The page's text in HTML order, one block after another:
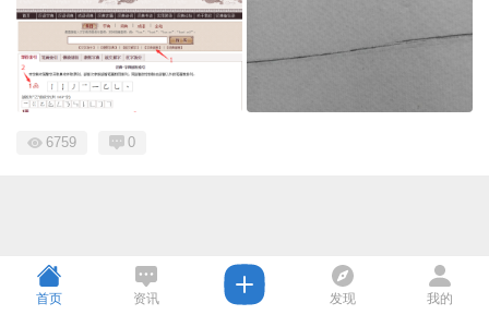
6759 0
首页 资讯 发现 我的